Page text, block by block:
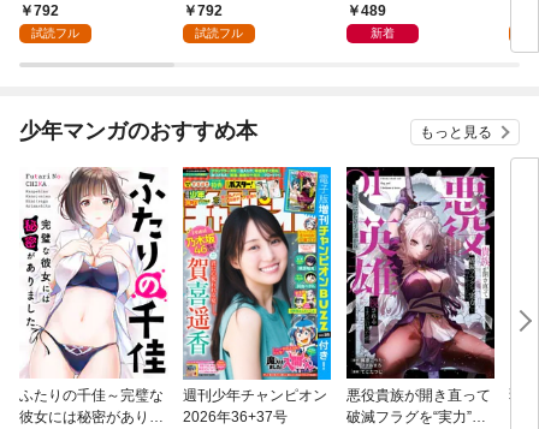
792
試読フル
792
試読フル
日発売]
489
新着
を
し
少年マンガのおすすめ本 もっと見る
ふたりの千佳～完璧な
彼女には秘密がありま
週刊少年チャンピオン
2026年36+37号
悪役貴族が開き直って
破滅フラグを“実力”で
弱